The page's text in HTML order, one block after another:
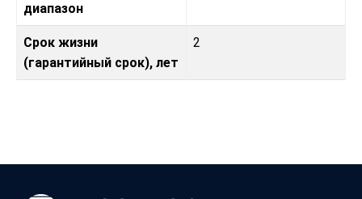
диапазон
Срок жизни
(гарантийный срок), лет
2